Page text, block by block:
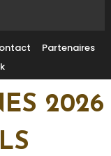
Partenaires
2026